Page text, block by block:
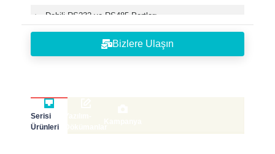
Dahili RS232 ve RS485 Portları
Modbus RTU/ASCII Haberleşme
Kullanıcı Tanımlı Protokol
Profibus-DP, DeviceNet Adaptör Modülü (Genişleyebilir
Akıllı G/Ç)
Bizlere Ulaşın
Serisi
Ürünleri